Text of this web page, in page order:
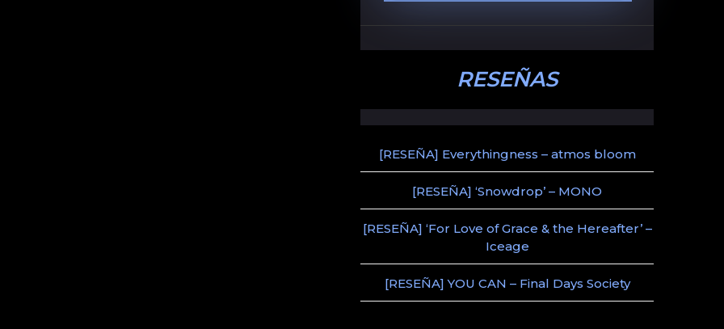
RESEÑAS
[RESEÑA] Everythingness – atmos bloom
[RESEÑA] ‘Snowdrop’ – MONO
[RESEÑA] ‘For Love of Grace & the Hereafter’ –
Iceage
[RESEÑA] YOU CAN – Final Days Society